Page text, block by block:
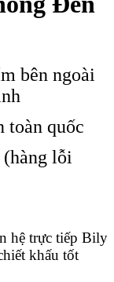
bên ngoài
toàn quốc
(hàng lỗi
hệ trực tiếp Bily
khấu tốt